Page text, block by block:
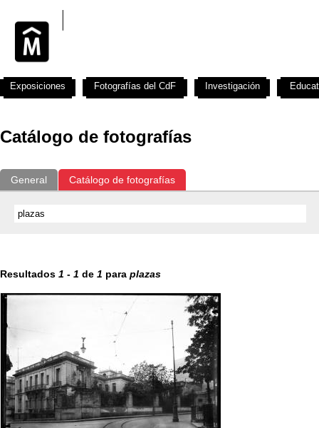
Catálogo de fotografías
General Catálogo de fotografías
Resultados 1 - 1 de 1 para plazas
Exposiciones Fotografías del CdF Investigación